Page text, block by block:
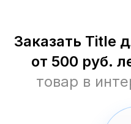
Заказать Title
от 500 руб.
товар в